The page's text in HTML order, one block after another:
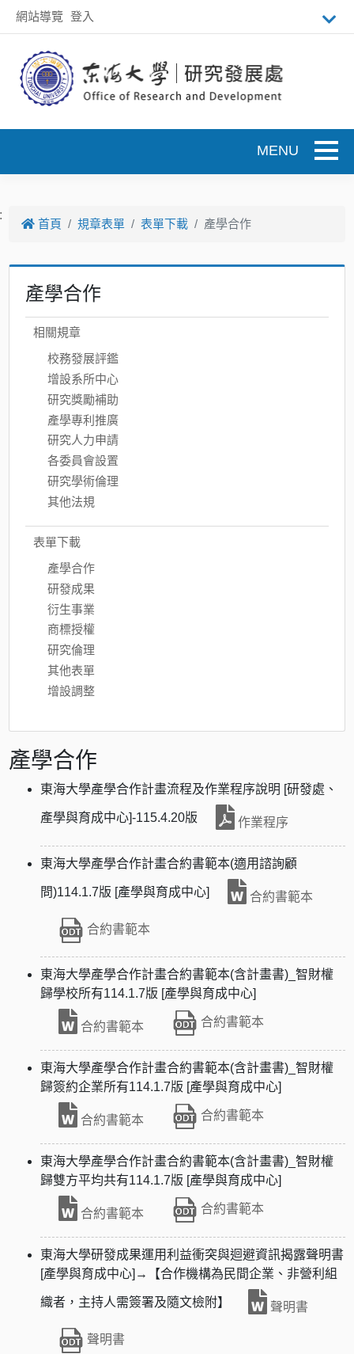
跳到主要內容
網站導覽 登入
首頁 規章表單 表單下載 產學合作
產學合作
相關規章
校務發展評鑑
增設系所中心
研究獎勵補助
產學專利推廣
研究人力申請
各委員會設置
研究學術倫理
其他法規
表單下載
產學合作
研發成果
衍生事業
商標授權
研究倫理
其他表單
增設調整
產學合作
東海大學產學合作計畫流程及作業程序說明 [研發處、
產學與育成中心]-115.4.20版 作業程序
東海大學產學合作計畫合約書範本(適用諮詢顧
問)114.1.7版 [產學與育成中心] 合約書範本
合約書範本
東海大學產學合作計畫合約書範本(含計畫書)_智財權
歸學校所有114.1.7版 [產學與育成中心]
合約書範本 合約書範本
東海大學產學合作計畫合約書範本(含計畫書)_智財權
歸簽約企業所有114.1.7版 [產學與育成中心]
合約書範本 合約書範本
東海大學產學合作計畫合約書範本(含計畫書)_智財權
歸雙方平均共有114.1.7版 [產學與育成中心]
合約書範本 合約書範本
東海大學研發成果運用利益衝突與迴避資訊揭露聲明書
[產學與育成中心]→【合作機構為民間企業、非營利組
織者，主持人需簽署及隨文檢附】 聲明書
聲明書